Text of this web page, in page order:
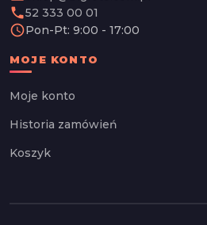
phone52 333 00 01
schedulePon-Pt: 9:00 - 17:00
MOJE KONTO
Moje konto
Historia zamówień
Koszyk